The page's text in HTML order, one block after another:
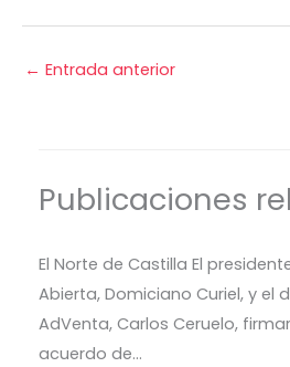
← Entrada anterior
Publicaciones
El Norte de Castilla El
Abierta, Domiciano Curiel, y el
AdVenta, Carlos Ceruelo,
acuerdo de…